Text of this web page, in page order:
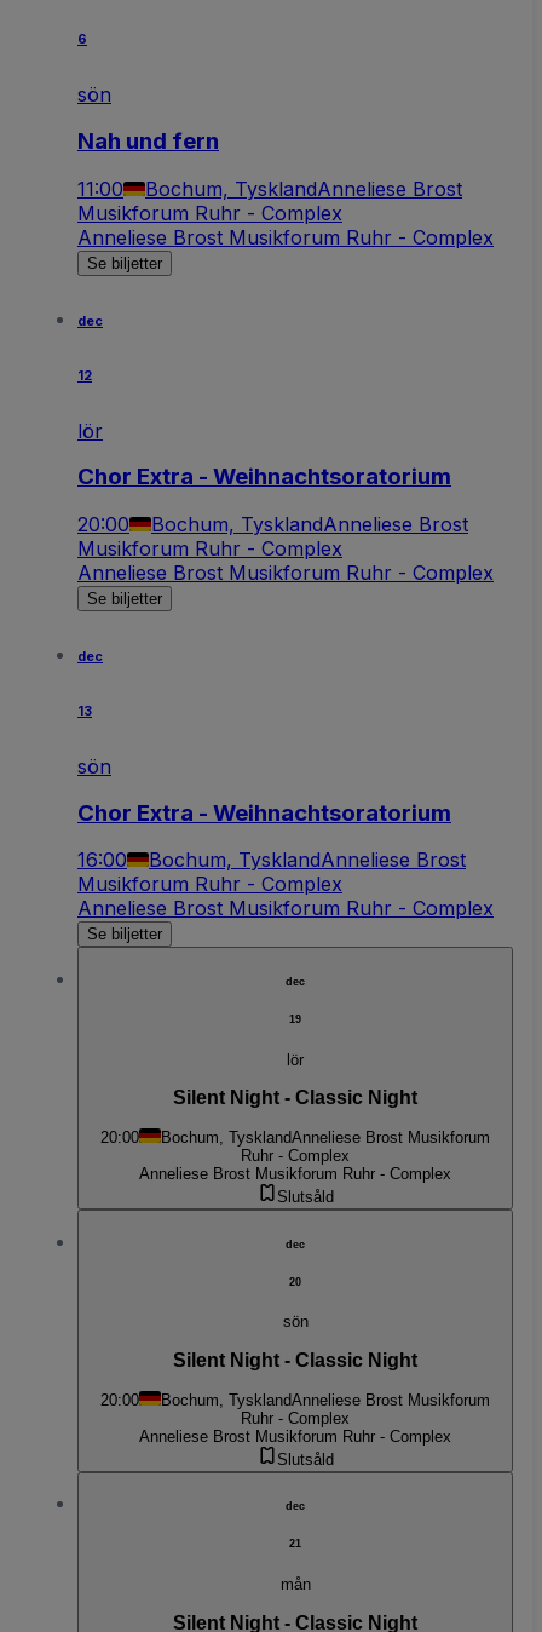
6
sön
Nah und fern
11:00 Bochum, TysklandAnneliese Brost
Musikforum Ruhr - Complex
Anneliese Brost Musikforum Ruhr - Complex
Se biljetter
dec
12
lör
Chor Extra - Weihnachtsoratorium
20:00 Bochum, TysklandAnneliese Brost
Musikforum Ruhr - Complex
Anneliese Brost Musikforum Ruhr - Complex
Se biljetter
dec
13
sön
Chor Extra - Weihnachtsoratorium
16:00 Bochum, TysklandAnneliese Brost
Musikforum Ruhr - Complex
Anneliese Brost Musikforum Ruhr - Complex
Se biljetter
dec
19
lör
Silent Night - Classic Night
20:00 Bochum, TysklandAnneliese Brost Musikforum
Ruhr - Complex
Anneliese Brost Musikforum Ruhr - Complex
Slutsåld
dec
20
sön
Silent Night - Classic Night
20:00 Bochum, TysklandAnneliese Brost Musikforum
Ruhr - Complex
Anneliese Brost Musikforum Ruhr - Complex
Slutsåld
dec
21
mån
Silent Night - Classic Night